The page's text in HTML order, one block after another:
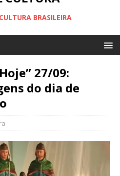
BRASILEIRA
27/09:
do dia de